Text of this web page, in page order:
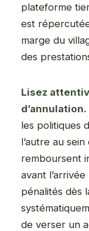
plateforme
est
marge du
des
Lisez
d’annulation.
les politiques
l’autre au
remboursent
avant
pénalités dès
de verser un